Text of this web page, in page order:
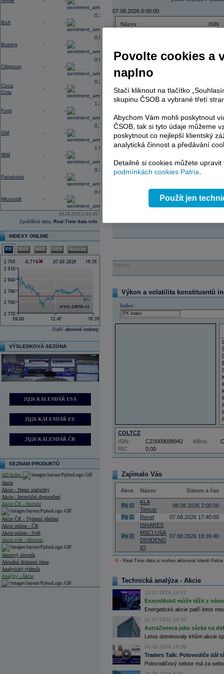
BoA - -
0,27
Boeing - -
0,96
Citigroup - -
0,88
Coca
Cola
- -
0,23
Ford - -
1,38
GM - -
0,74
IBM - -
1,65
Facebook - -
0,37
Microsoft - -
0,03
08.08.2026 2:04:00
Zpožděná data, Real-Time data info
INDEXY ONLINE
PX BUX WIG DAX Nasdaq
Další akciové indexy
VÝSLEDKOVÁ SEZÓNA
2Q26 KALENDÁŘ USA
2Q26 KALENDÁŘ EU
2Q26 KALENDÁŘ ČR
SEZNAM PRODUKTŮ
AD Index
Akcie
Akcie - Denní statistiky
Akcie - Investiční doporučení
Akcie ČR - historie
Akcie ČR - Týdenní přehled
Akcie online - ČR
Akcie online - Svět
Akcie svět - Historie
Akciový slovník
Aktuální diskusní téma
Analytický týdeník
Analýzy - Akcie
07.08.2026 0:00:00
Název
ISIN
TMR
TOMA
PHILIP MORRIS ČR
PHILIP MORRIS ČR
AD index - vývoj
Region
select
Odeslat
Reklama
Výkon a volatilita konstituentů
Index:
COLTCZ
RIC: 0,00
ISIN: CZ0009008942 Měna:
Zajímalo Vás
Akce Název Datum a čas
Po O
KLA
Tencor
08.08.2026 2:00:00
Po O Rexel 07.08.2026 17:40:00
Po O
ISHARES
MSCI USA
DIVIDEND
IQ
07.08.2026 18:39:40
R - Real-Time data si mohou aktivovat klienti
Technická analýza - Akcie
10.07.2026 10:41
ExxonMobil může těžit z
Energetické akcie patří letos
02.07.2026 10:55
AstraZeneca jako sázka na
Letos dominovaly trhům akcie
30.06.2026 16:39
Traders Talk: Polovodiče dál
Polovodičový sektor má za
Povolte cookies a
naplno
Stačí kliknout na tlačítko
skupinu ČSOB a vybrané třetí
Abychom Vám mohli poskytnout
ČSOB, tak si tyto údaje můžeme
poskytnout co nejlepší klientský
analytická činnost a předávání
Detailně si cookies můžete
podmínkách cookies Patria.
Použít jen